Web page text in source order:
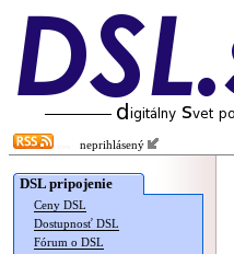
neprihlásený
DSL pripojenie
Ceny DSL
Dostupnosť DSL
Fórum o DSL